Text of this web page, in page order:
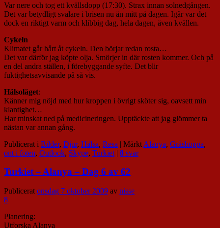
Var nere och tog ett kvällsdopp (17:30). Strax innan solnedgången.
Det var betydligt svalare i brisen nu än mitt på dagen. Igår var det
dock en riktigt varm och klibbig dag, hela dagen, även kvällen.
Cykeln
Klimatet går hårt åt cykeln. Den börjar redan rosta…
Det var därför jag köpte olja. Smörjer in där rosten kommer. Och på
en del andra ställen, i förebyggande syfte. Det blir
fuktighetsavvisande på så vis.
Hälsoläget:
Känner mig nöjd med hur kroppen i övrigt sköter sig, oavsett min
klantighet…
Har minskat ned på medicineringen. Upptäckte att jag glömmer ta
nästan var annan gång.
Publicerat i Bilder, Djur, Hälsa, Resa | Märkt Alanya, Gräshoppa,
ont i foten, Outlook, Skype, Turkiet | 8 svar
Turkiet – Alanya – Dag 6 av 62
Publicerat onsdag 7 oktober 2009 av nisse
8
Planering:
Utforska Alanya